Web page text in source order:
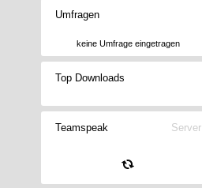
Umfragen
keine Umfrage eingetragen
Top Downloads
Teamspeak Server